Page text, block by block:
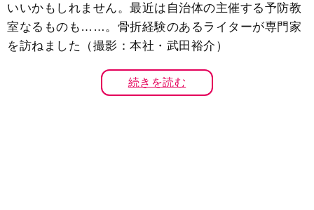
いいかもしれません。最近は自治体の主催する予防教
室なるものも……。骨折経験のあるライターが専門家
を訪ねました（撮影：本社・武田裕介）
続きを読む